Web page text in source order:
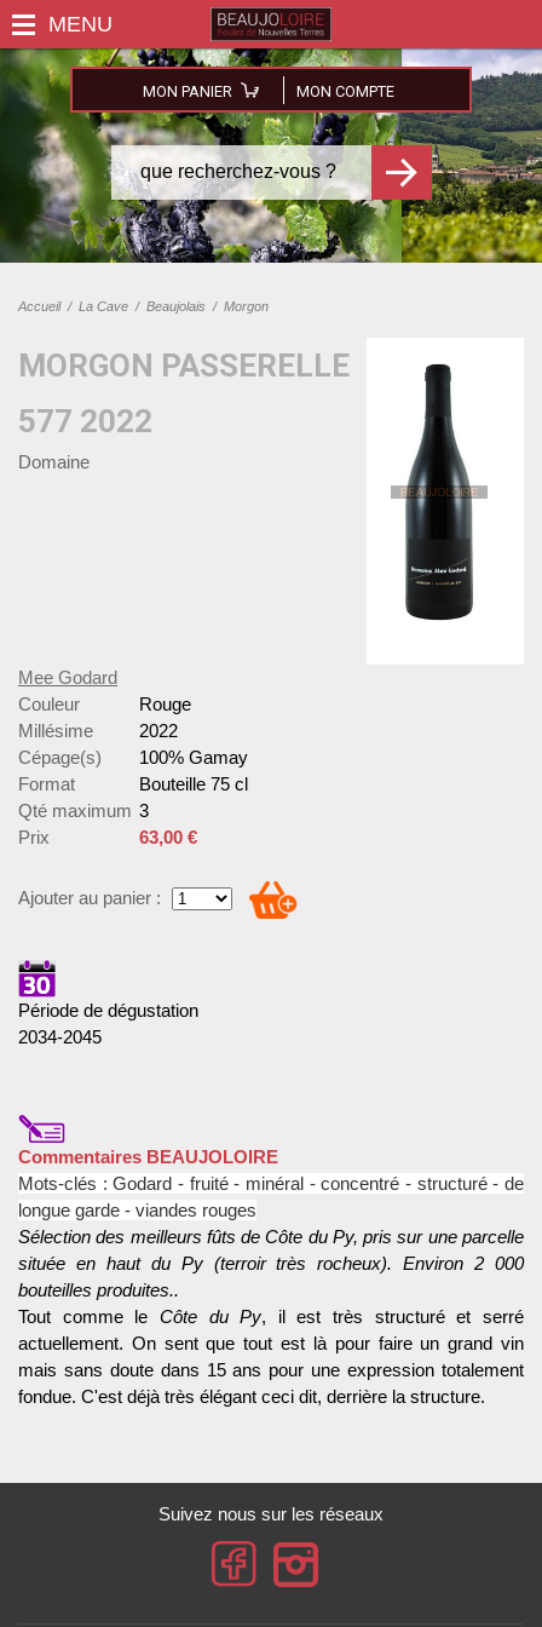
MON PANIER MON COMPTE
Accueil/ La Cave / Beaujolais / Morgon
MORGON PASSERELLE
577 2022
Domaine
Mee Godard
Couleur
Rouge
Millésime
2022
Cépage(s)
100% Gamay
Format
Bouteille 75 cl
Qté maximum 3
Prix
63,00 €
Ajouter au panier :
Période de dégustation
2034-2045
Commentaires BEAUJOLOIRE
Mots-clés :Godard - fruité - minéral - concentré - structuré - de
longue garde - viandes rouges
Sélection des meilleurs fûts de Côte du Py, pris sur une parcelle
située en haut du Py (terroir très rocheux).Environ 2 000
bouteilles produites..
Tout comme le Côte du Py, il est très structuré et serré
actuellement. On sent que tout est là pour faire un grand vin
mais sans doute dans 15 ans pour une expression totalement
fondue. C'est déjà très élégant ceci dit, derrière la structure.
Suivez nous sur les réseaux